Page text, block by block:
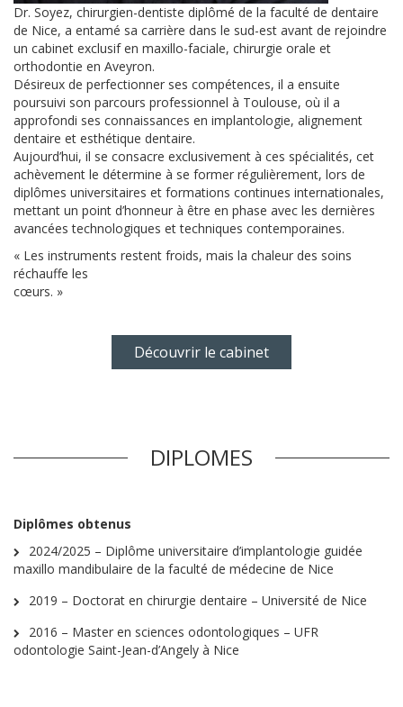
Dr. Soyez, chirurgien-dentiste diplômé de la faculté de dentaire
de Nice, a entamé sa carrière dans le sud-est avant de rejoindre
un cabinet exclusif en maxillo-faciale, chirurgie orale et
orthodontie en Aveyron.
Désireux de perfectionner ses compétences, il a ensuite
poursuivi son parcours professionnel à Toulouse, où il a
approfondi ses connaissances en implantologie, alignement
dentaire et esthétique dentaire.
Aujourd’hui, il se consacre exclusivement à ces spécialités, cet
achèvement le détermine à se former régulièrement, lors de
diplômes universitaires et formations continues internationales,
mettant un point d’honneur à être en phase avec les dernières
avancées technologiques et techniques contemporaines.
« Les instruments restent froids, mais la chaleur des soins
réchauffe les
cœurs. »
Découvrir le cabinet
DIPLOMES
Diplômes obtenus
2024/2025 – Diplôme universitaire d’implantologie guidée
maxillo mandibulaire de la faculté de médecine de Nice
2019 – Doctorat en chirurgie dentaire – Université de Nice
2016 – Master en sciences odontologiques – UFR
odontologie Saint-Jean-d’Angely à Nice